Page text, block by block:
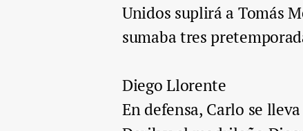
Unidos suplirá a Tomás
sumaba tres
Diego Llorente
En defensa, Carlo se